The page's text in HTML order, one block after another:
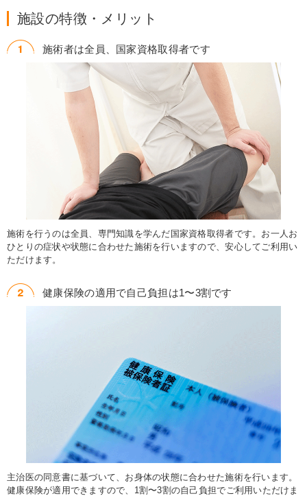
施設の特徴・メリット
施術者は全員、国家資格取得者です
施術を行うのは全員、専門知識を学んだ国家資格取得者です。お一人お
ひとりの症状や状態に合わせた施術を行いますので、安心してご利用い
ただけます。
健康保険の適用で自己負担は1〜3割です
主治医の同意書に基づいて、お身体の状態に合わせた施術を行います。
健康保険が適用できますので、1割〜3割の自己負担でご利用いただけま